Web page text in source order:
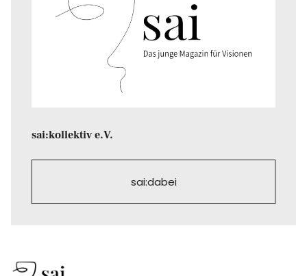
sai:kollektiv e.V.
sai:dabei